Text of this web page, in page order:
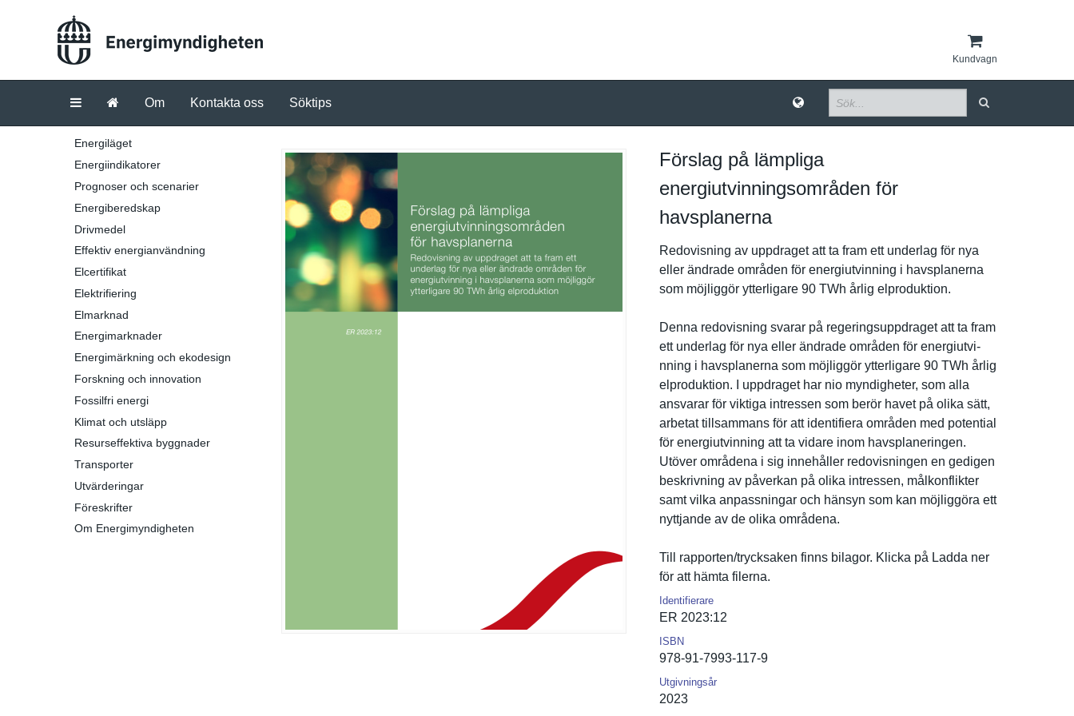
Kundvagn
Om Kontakta oss Söktips
Energiläget
Energiindikatorer
Prognoser och scenarier
Energiberedskap
Drivmedel
Effektiv energianvändning
Elcertifikat
Elektrifiering
Elmarknad
Energimarknader
Energimärkning och ekodesign
Forskning och innovation
Fossilfri energi
Klimat och utsläpp
Resurseffektiva byggnader
Transporter
Utvärderingar
Föreskrifter
Om Energimyndigheten
Förslag på lämpliga
energiutvinningsområden för
havsplanerna
Redovisnin­g av uppdraget att ta fram ett underlag för nya
eller ändrade områden för energiutvi­nning i havsplaner­na
som möjliggör ytterligar­e 90 TWh årlig elprodukti­on.
Denna redovisnin­g svarar på regeringsu­ppdraget att ta fram
ett underlag för nya eller ändrade områden för energiutvi­
nning i havsplaner­na som möjliggör ytterligar­e 90 TWh årlig
elprodukti­on. I uppdraget har nio myndighete­r, som alla
ansvarar för viktiga intressen som berör havet på olika sätt,
arbetat tillsamman­s för att identifier­a områden med potential
för energiutvi­nning att ta vidare inom havsplaner­ingen.
Utöver områdena i sig innehåller redovisnin­gen en gedigen
beskrivnin­g av påverkan på olika intressen, målkonflik­ter
samt vilka anpassning­ar och hänsyn som kan möjliggöra ett
nyttjande av de olika områdena.
Till rapporten/­trycksaken finns bilagor. Klicka på Ladda ner
för att hämta filerna.
Identifierare
ER 2023:12
ISBN
978-91-7993-117-9
Utgivningsår
2023